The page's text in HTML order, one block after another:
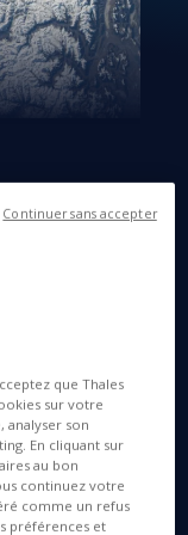
astronaute et
le tout dernier
amarré avec
(ISS). La
Cygnus a été
fusée Antares
que Thales
sur votre
analyser son
En cliquant sur
au bon
continuez votre
comme un refus
préférences et
Continuer sans accepter